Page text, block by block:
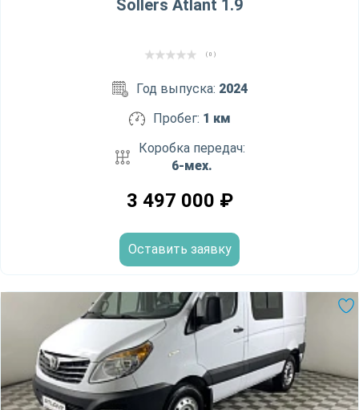
Sollers Atlant 1.9
( 0 )
Год выпуска: 2024
Пробег: 1 км
Коробка передач:
6-мех.
3 497 000 ₽
Оставить заявку